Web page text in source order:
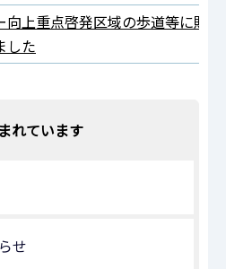
向上重点啓発区域の歩道等に貼
した
れています
せ